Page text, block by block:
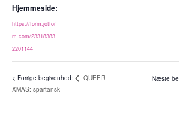
Hjemmeside:
https://form.jotfor
m.com/23318383
2201144
QUEER
XMAS: spartansk